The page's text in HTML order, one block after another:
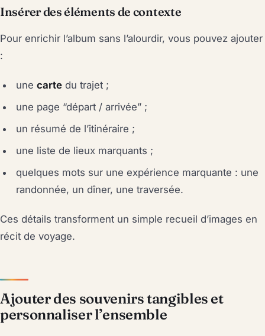
Insérer des éléments de contexte
Pour enrichir l’album sans l’alourdir, vous pouvez ajouter
:
unecarte du trajet ;
une page “départ / arrivée” ;
un résumé de l’itinéraire ;
une liste de lieux marquants ;
quelques mots sur une expérience marquante : une
randonnée, un dîner, une traversée.
Ces détails transforment un simple recueil d’images en
récit de voyage.
Ajouter des souvenirs tangibles et
personnaliser l’ensemble